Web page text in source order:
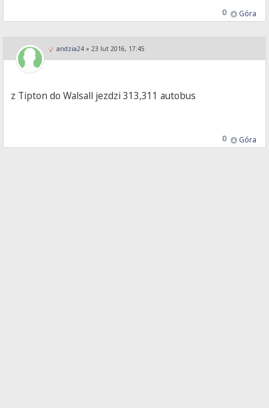
Góra
0
andzia24 » 23 lut 2016, 17:45
z Tipton do Walsall jezdzi 313,311 autobus
Góra
0